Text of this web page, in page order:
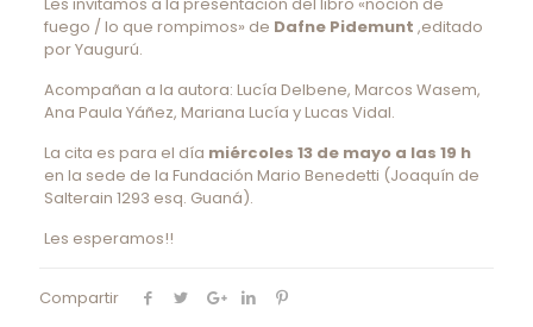
fuego / lo que rompimos» de Dafne Pidemunt ,editado
por Yaugurú.
Acompañan a la autora: Lucía Delbene, Marcos Wasem,
Ana Paula Yáñez, Mariana Lucía y Lucas Vidal.
La cita es para el día miércoles 13 de mayo a las 19 h
en la sede de la Fundación Mario Benedetti (Joaquín de
Salterain 1293 esq. Guaná).
Les esperamos!!
Compartir